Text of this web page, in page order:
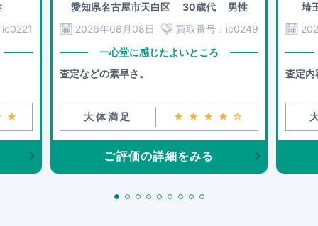
ic0221
愛知県名古屋市天白区30歳代 男性
2026年08月08日
買取番号： ic0249
一心堂に感じたよいところ
査定などの素早さ。
大体満足 ★★★★☆
ご評価の詳細をみる
埼
査定内